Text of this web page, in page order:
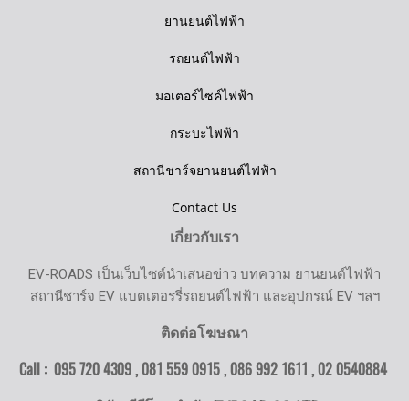
ยานยนต์ไฟฟ้า
รถยนต์ไฟฟ้า
มอเตอร์ไซค์ไฟฟ้า
กระบะไฟฟ้า
สถานีชาร์จยานยนต์ไฟฟ้า
Contact Us
เกี่ยวกับเรา
EV-ROADS เป็นเว็บไซต์นำเสนอข่าว บทความ ยานยนต์ไฟฟ้า
สถานีชาร์จ EV แบตเตอรรี่รถยนต์ไฟฟ้า และอุปกรณ์ EV ฯลฯ
ติดต่อโฆษณา
Call : 095 720 4309 , 081 559 0915 , 086 992 1611 ,02 0540884